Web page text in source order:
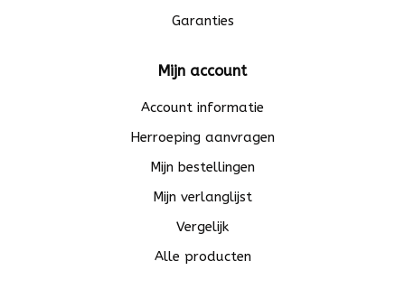
Garanties
Mijn account
Account informatie
Herroeping aanvragen
Mijn bestellingen
Mijn verlanglijst
Vergelijk
Alle producten